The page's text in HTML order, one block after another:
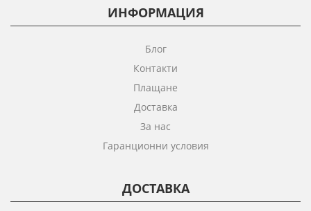
ИНФОРМАЦИЯ
Блог
Контакти
Плащане
Доставка
За нас
Гаранционни условия
ДОСТАВКА